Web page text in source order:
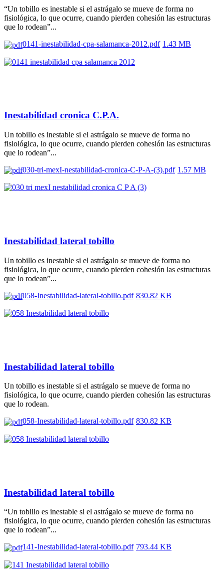
“Un tobillo es inestable si el astrágalo se mueve de forma no
fisiológica, lo que ocurre, cuando pierden cohesión las estructuras
que lo rodean”...
0141-inestabilidad-cpa-salamanca-2012.pdf 1.43 MB
Inestabilidad cronica C.P.A.
Un tobillo es inestable si el astrágalo se mueve de forma no
fisiológica, lo que ocurre, cuando pierden cohesión las estructuras
que lo rodean”...
030-tri-mexI-nestabilidad-cronica-C-P-A-(3).pdf 1.57 MB
Inestabilidad lateral tobillo
Un tobillo es inestable si el astrágalo se mueve de forma no
fisiológica, lo que ocurre, cuando pierden cohesión las estructuras
que lo rodean”...
058-Inestabilidad-lateral-tobillo.pdf 830.82 KB
Inestabilidad lateral tobillo
Un tobillo es inestable si el astrágalo se mueve de forma no
fisiológica, lo que ocurre, cuando pierden cohesión las estructuras
que lo rodean.
058-Inestabilidad-lateral-tobillo.pdf 830.82 KB
Inestabilidad lateral tobillo
“Un tobillo es inestable si el astrágalo se mueve de forma no
fisiológica, lo que ocurre, cuando pierden cohesión las estructuras
que lo rodean”...
141-Inestabilidad-lateral-tobillo.pdf 793.44 KB